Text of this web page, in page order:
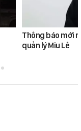
Thông báo mới
quản lý Miu Lê